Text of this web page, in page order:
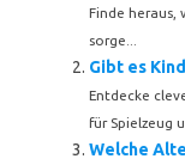
Finde heraus,
sorge...
Gibt es
Entdecke
für Spielzeug
Welche